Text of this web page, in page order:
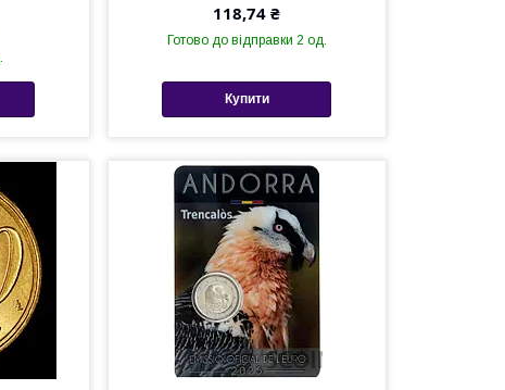
118,74 ₴
Готово до відправки 2 од.
Купити